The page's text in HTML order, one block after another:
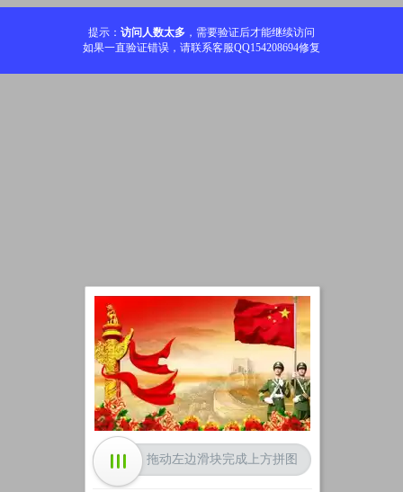
提示： 访问人数太多 ，需要验证后才能继续访问
如果一直验证错误，请联系客服QQ154208694修复
加载中
拖动左边滑块完成上方拼图